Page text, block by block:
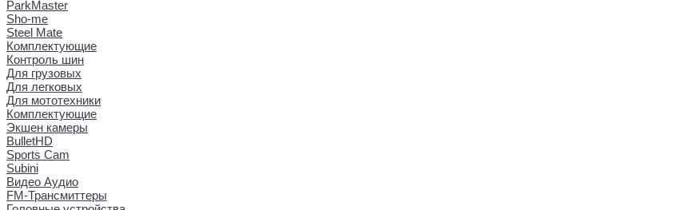
ParkMaster
Sho-me
Steel Mate
Комплектующие
Контроль шин
Для грузовых
Для легковых
Для мототехники
Комплектующие
Экшен камеры
BulletHD
Sports Cam
Subini
Видео Аудио
FM-Трансмиттеры